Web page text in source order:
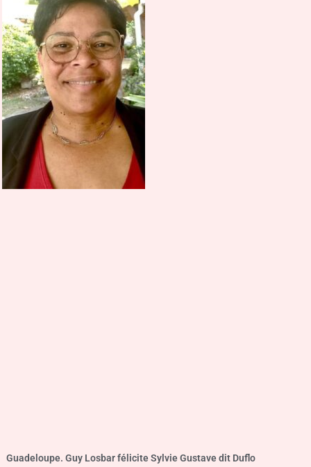
Guadeloupe. Guy Losbar félicite Sylvie Gustave dit Duflo